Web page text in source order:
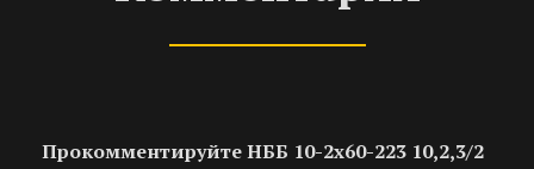
Прокомментируйте НББ 10-2х60-223 10,2,3/2